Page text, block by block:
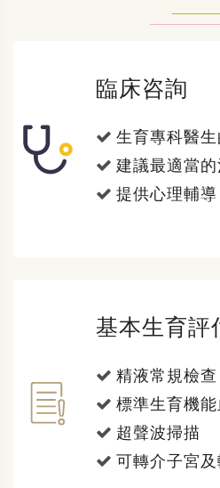
臨床咨詢
生育專科醫
建議最適當
提供心理輔導
基本生育評
精液常規檢查
標準生育機
超聲波掃描
可轉介子宮